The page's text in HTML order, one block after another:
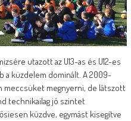
utazott az U13-as és U12-es
a küzdelem dominált. A 2009-
megnyerni, de látszott
technikailag jó szintet
küzdve, egymást kisegítve